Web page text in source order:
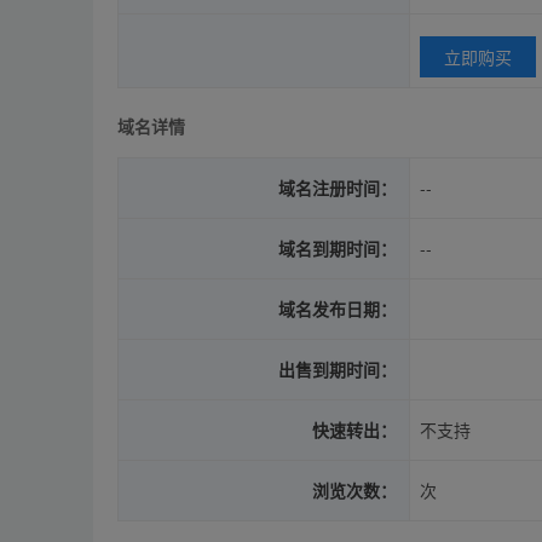
立即购买
域名详情
域名注册时间： --
域名到期时间： --
域名发布日期：
出售到期时间：
快速转出： 不支持
浏览次数： 次